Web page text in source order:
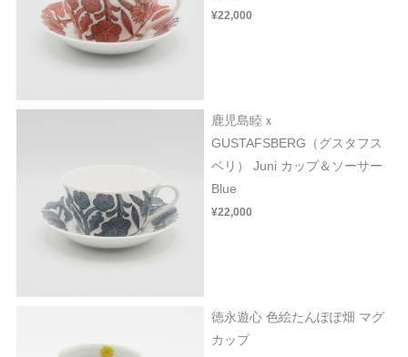
¥22,000
鹿児島睦ｘ
GUSTAFSBERG（グスタフス
ベリ） Juni カップ＆ソーサー
Blue
¥22,000
徳永遊心 色絵たんぽぽ畑 マグ
カップ